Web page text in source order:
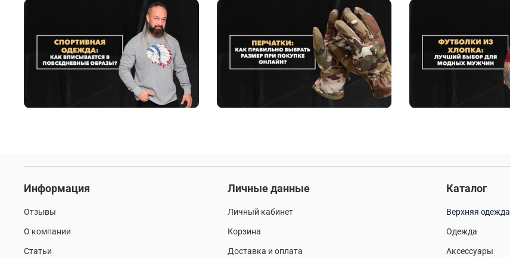
Информация
Отзывы
О компании
Статьи
Личные данные
Личный кабинет
Корзина
Доставка и оплата
Каталог
Верхняя одежда
Одежда
Аксессуары